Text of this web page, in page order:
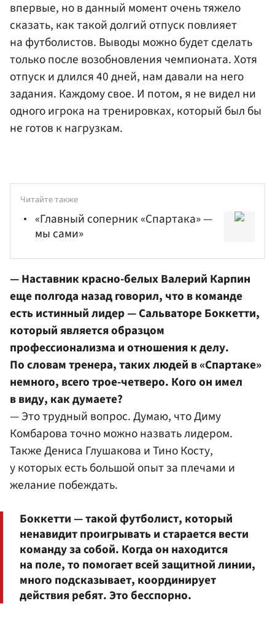
впервые, но в данный момент очень тяжело
сказать, как такой долгий отпуск повлияет
на футболистов. Выводы можно будет сделать
только после возобновления чемпионата. Хотя
отпуск и длился 40 дней, нам давали на него
задания. Каждому свое. И потом, я не видел ни
одного игрока на тренировках, который был бы
не готов к нагрузкам.
Читайте также
«Главный соперник «Спартака» —
мы сами»
— Наставник красно-белыхВалерий Карпин
еще полгода назад говорил, что в команде
есть истинный лидер —Сальваторе Боккетти,
который является образцом
профессионализма и отношения к делу.
По словам тренера, таких людей в«Спартаке»
немного, всего трое-четверо. Кого он имел
в виду, как думаете?
— Это трудный вопрос. Думаю, что Диму
Комбарова точно можно назвать лидером.
ТакжеДениса Глушакова и Тино Косту,
у которых есть большой опыт за плечами и
желание побеждать.
Боккетти — такой футболист, который
ненавидит проигрывать и старается вести
команду за собой. Когда он находится
на поле, то помогает всей защитной линии,
много подсказывает, координирует
действия ребят. Это бесспорно.